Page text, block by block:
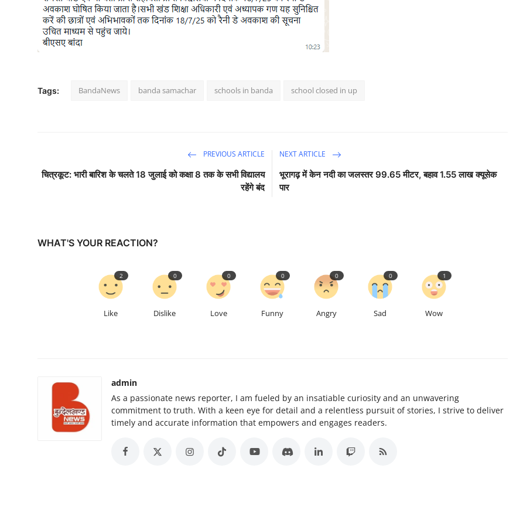
Tags: BandaNews banda samachar schools in banda school closed in up
PREVIOUS ARTICLE
चित्रकूट: भारी बारिश के चलते 18 जुलाई को कक्षा 8 तक के सभी विद्यालय
रहेंगे बंद
NEXT ARTICLE
भूरागढ़ में केन नदी का जलस्तर 99.65 मीटर, बहाव 1.55 लाख क्यूसेक
पार
WHAT'S YOUR REACTION?
Like
2
Dislike
0
Love
0
Funny
0
Angry
0
Sad
0
Wow
1
admin
As a passionate news reporter, I am fueled by an insatiable curiosity and an unwavering
commitment to truth. With a keen eye for detail and a relentless pursuit of stories, I strive to deliver
timely and accurate information that empowers and engages readers.